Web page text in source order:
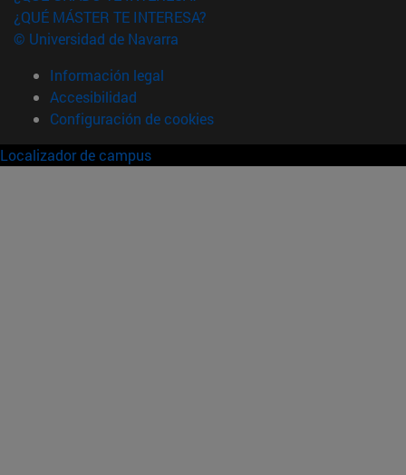
¿QUÉ MÁSTER TE INTERESA?
© Universidad de Navarra
Información legal
Accesibilidad
Configuración de cookies
Localizador de campus